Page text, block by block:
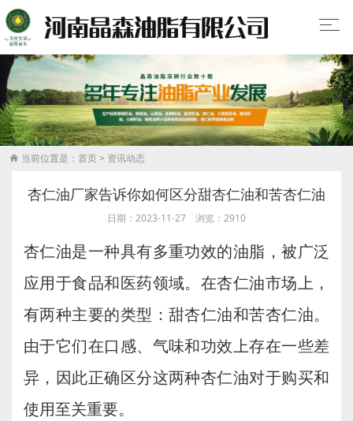
 当前位置是： 首页> 资讯动态
杏仁油厂家告诉你如何区分甜杏仁油和苦杏仁油
日期：2023-11-27 浏览：2910
杏仁油是一种具有多重功效的油脂，被广泛
应用于食品和医药领域。在杏仁油市场上，
有两种主要的类型：甜杏仁油和苦杏仁油。
由于它们在口感、气味和功效上存在一些差
异，因此正确区分这两种杏仁油对于购买和
使用至关重要。